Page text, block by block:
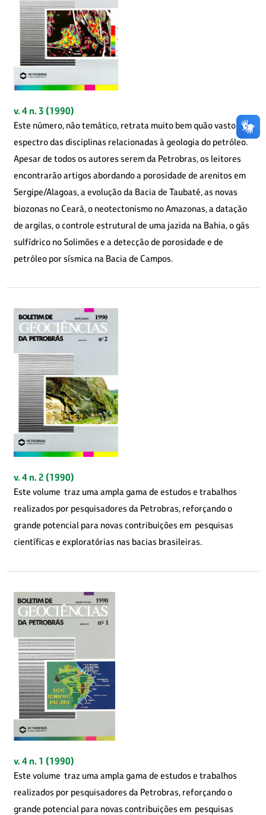
v. 4 n. 3 (1990)
Este número, não temático, retrata muito bem quão vasto é o
espectro das disciplinas relacionadas à geologia do petróleo.
Apesar de todos os autores serem da Petrobras, os leitores
encontrarão artigos abordando a porosidade de arenitos em
Sergipe/Alagoas, a evolução da Bacia de Taubaté, as novas
biozonas no Ceará, o neotectonismo no Amazonas, a datação
de argilas, o controle estrutural de uma jazida na Bahia, o gás
sulfídrico no Solimões e a detecção de porosidade e de
petróleo por sísmica na Bacia de Campos.
v. 4 n. 2 (1990)
Este volume traz uma ampla gama de estudos e trabalhos
realizados por pesquisadores da Petrobras, reforçando o
grande potencial para novas contribuições em pesquisas
científicas e exploratórias nas bacias brasileiras.
v. 4 n. 1 (1990)
Este volume traz uma ampla gama de estudos e trabalhos
realizados por pesquisadores da Petrobras, reforçando o
grande potencial para novas contribuições em pesquisas